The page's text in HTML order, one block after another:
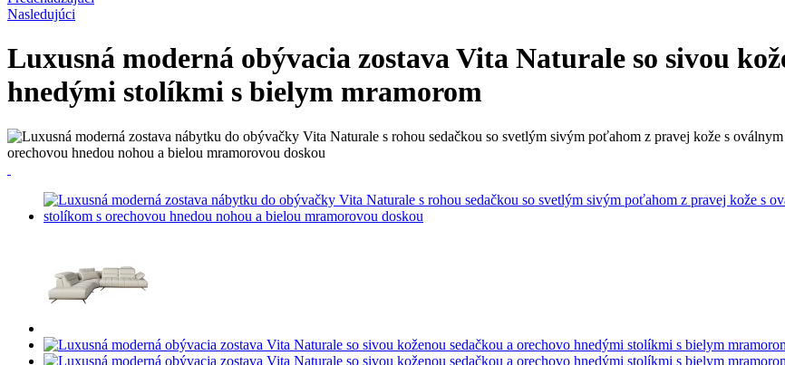
Nasledujúci
Luxusná moderná obývacia zostava Vita Naturale so sivou
hnedými stolíkmi s bielym mramorom